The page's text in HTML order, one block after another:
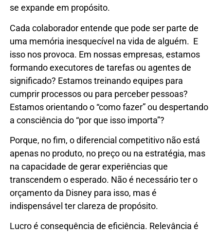
se expande em propósito.
Cada colaborador entende que pode ser parte de
uma memória inesquecível na vida de alguém. E
isso nos provoca. Em nossas empresas, estamos
formando executores de tarefas ou agentes de
significado? Estamos treinando equipes para
cumprir processos ou para perceber pessoas?
Estamos orientando o “como fazer” ou despertando
a consciência do “por que isso importa”?
Porque, no fim, o diferencial competitivo não está
apenas no produto, no preço ou na estratégia, mas
na capacidade de gerar experiências que
transcendem o esperado. Não é necessário ter o
orçamento da Disney para isso, mas é
indispensável ter clareza de propósito.
Lucro é consequência de eficiência. Relevância é